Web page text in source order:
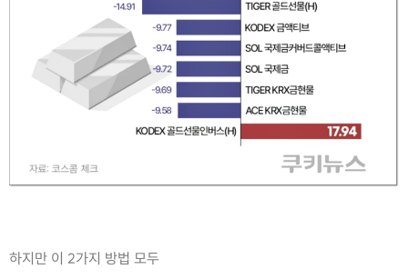
하지만 이 2가지 방법 모두